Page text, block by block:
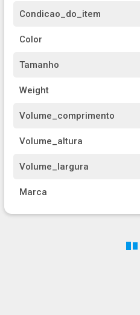
Condicao_do_item
Color
Tamanho
Weight
Volume_comprimento
Volume_altura
Volume_largura
Marca